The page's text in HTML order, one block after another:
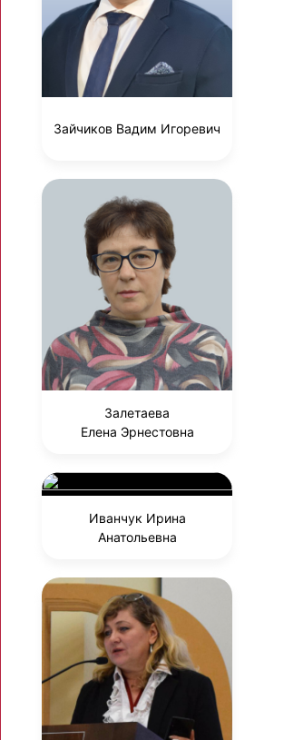
Зайчиков Вадим Игоревич
Залетаева
Елена Эрнестовна
Иванчук Ирина
Анатольевна